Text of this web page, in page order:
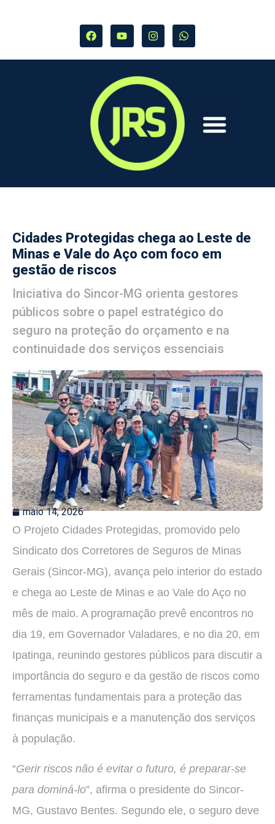
Cidades Protegidas chega ao Leste de
Minas e Vale do Aço com foco em
gestão de riscos
Iniciativa do Sincor-MG orienta gestores
públicos sobre o papel estratégico do
seguro na proteção do orçamento e na
continuidade dos serviços essenciais
maio 14, 2026
O Projeto Cidades Protegidas, promovido pelo
Sindicato dos Corretores de Seguros de Minas
Gerais (Sincor-MG), avança pelo interior do estado
e chega ao Leste de Minas e ao Vale do Aço no
mês de maio. A programação prevê encontros no
dia 19, em Governador Valadares, e no dia 20, em
Ipatinga, reunindo gestores públicos para discutir a
importância do seguro e da gestão de riscos como
ferramentas fundamentais para a proteção das
finanças municipais e a manutenção dos serviços
à população.
“Gerir riscos não é evitar o futuro, é preparar-se
para dominá-lo”, afirma o presidente do Sincor-
MG, Gustavo Bentes. Segundo ele, o seguro deve